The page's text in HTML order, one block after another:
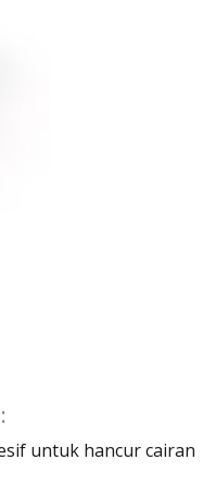
untuk hancur cairan